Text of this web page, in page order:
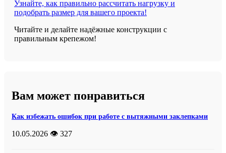
Узнайте, как правильно рассчитать нагрузку и
подобрать размер для вашего проекта!
Читайте и делайте надёжные конструкции с
правильным крепежом!
Вам может понравиться
Как избежать ошибок при работе с вытяжными заклепками
10.05.2026 👁️ 327